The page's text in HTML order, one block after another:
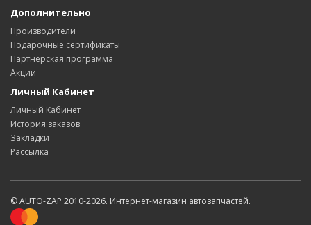
Дополнительно
Производители
Подарочные сертификаты
Партнерская программа
Акции
Личный Кабинет
Личный Кабинет
История заказов
Закладки
Рассылка
© AUTO-ZAP 2010-2026. Интернет-магазин автозапчастей.